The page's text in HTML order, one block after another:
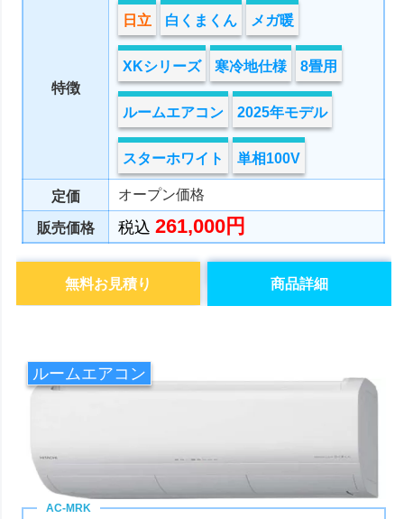
特徴
日立 白くまくん メガ暖
XKシリーズ 寒冷地仕様 8畳用
ルームエアコン 2025年モデル
スターホワイト 単相100V
定価 オープン価格
販売価格 税込261,000円
商品詳細
無料お見積り
ルームエアコン